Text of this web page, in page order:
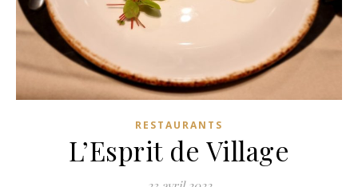
RESTAURANTS
L’Esprit de Village